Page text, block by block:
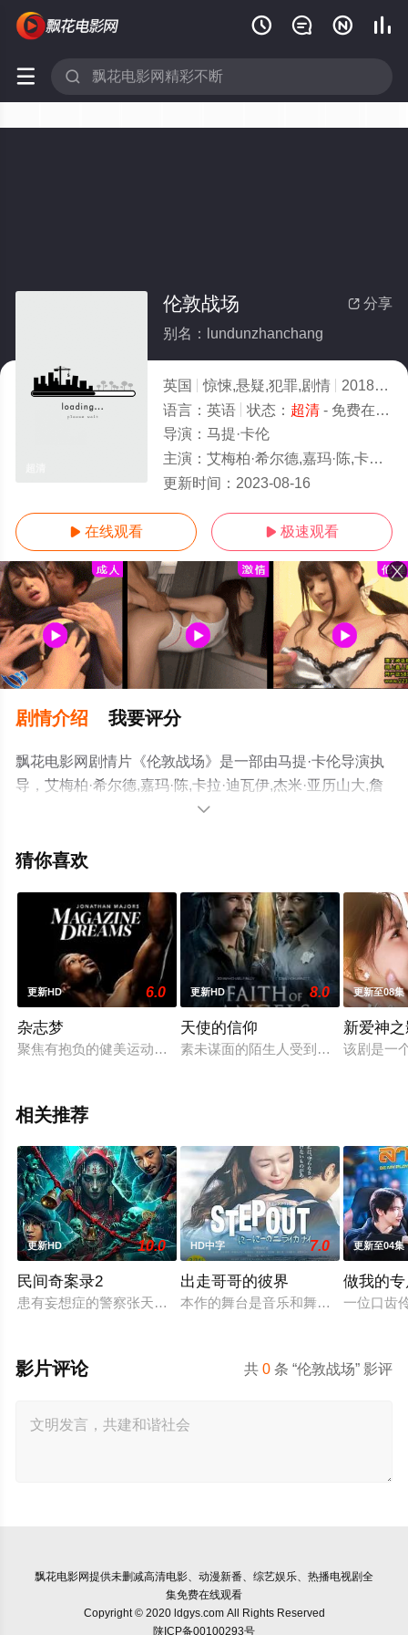
   
 
 分享
伦敦战场
别名：lundunzhanchang
英国 惊悚,悬疑,犯罪,剧情 2018
4.0
语言： 英语 状态： 超清- 免费在线观看
导演： 马提·卡伦
主演： 艾梅柏·希尔德,嘉玛·陈,卡拉·迪瓦伊,杰米·亚历山大,詹森·艾萨克,西奥·詹姆斯,约翰尼·德普,比利·鲍伯·松顿,吉姆·斯特吉斯,莉莉·
更新时间： 2023-08-16
 在线观看  极速观看
剧情介绍 我要评分
飘花电影网剧情片《伦敦战场》是一部由马提·卡伦导演执
导，艾梅柏·希尔德,嘉玛·陈,卡拉·迪瓦伊,杰米·亚历山大,詹
森·艾萨克,西奥·詹姆斯,约翰尼·德普,比利·鲍伯·松顿,吉姆·斯
加勒特,迈克尔·谢弗,詹妮弗·米索妮,阿什克·阿赫塔尔,唐汉
等演员精彩演绎的英国电影，手机免费观看高清无删减完
整版电影大全就上飘花影院，更多剧情信息可移步至豆瓣
电影、电视猫或剧情网等平台了解。

猜你喜欢
更新HD 6.0
杂志梦
聚焦有抱负的健美运动员基利安·马多克斯，他在探索名声和暴
更新HD 8.0
天使的信仰
素未谋面的陌生人受到神秘的召唤，
更新至08集
新爱神
该剧是一
相关推荐
更新HD 10.0
民间奇案录2
患有妄想症的警察张天盛遇上一起离奇的神像杀人事件，勘案过
HD中字 7.0
出走哥哥的彼界
本作的舞台是音乐和舞蹈融入生活的
更新至04集
做我的
一位口齿
共0 条 “伦敦战场” 影评
影片评论
飘花电影网提供未删减高清电影、动漫新番、综艺娱乐、热播电视剧全
集免费在线观看
Copyright © 2020 ldgys.com All Rights Reserved
陕ICP备00100293号